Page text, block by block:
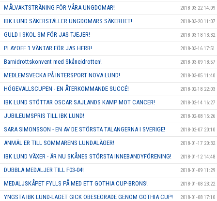
MÅLVAKTSTRÄNING FÖR VÅRA UNGDOMAR! 2018-03-22 14:09
IBK LUND SÄKERSTÄLLER UNGDOMARS SÄKERHET! 2018-03-20 11:07
GULD I SKOL-SM FÖR JAS-TJEJER! 2018-03-18 13:32
PLAYOFF 1 VÄNTAR FÖR JAS HERR! 2018-03-16 17:51
Barnidrottskonvent med Skåneidrotten! 2018-03-09 18:57
MEDLEMSVECKA PÅ INTERSPORT NOVA LUND! 2018-03-05 11:40
HÖGEVALLSCUPEN - EN ÅTERKOMMANDE SUCCÉ! 2018-02-18 22:03
IBK LUND STÖTTAR OSCAR SAJLANDS KAMP MOT CANCER! 2018-02-14 16:27
JUBILEUMSPRIS TILL IBK LUND! 2018-02-08 15:26
SARA SIMONSSON - EN AV DE STÖRSTA TALANGERNA I SVERIGE! 2018-02-07 20:10
ANMÄL ER TILL SOMMARENS LUNDALÄGER! 2018-01-17 20:32
IBK LUND VÄXER - ÄR NU SKÅNES STÖRSTA INNEBANDYFÖRENING! 2018-01-12 14:48
DUBBLA MEDALJER TILL F03-04! 2018-01-09 11:29
MEDALJSKÅPET FYLLS PÅ MED ETT GOTHIA CUP-BRONS! 2018-01-08 23:22
YNGSTA IBK LUND-LAGET GICK OBESEGRADE GENOM GOTHIA CUP! 2018-01-08 17:10